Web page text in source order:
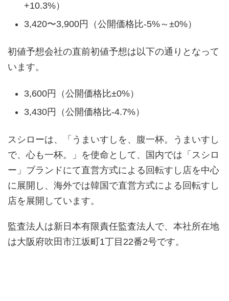
+10.3%）
3,420〜3,900円（公開価格比-5%～±0%）
初値予想会社の直前初値予想は以下の通りとなって
います。
3,600円（公開価格比±0%）
3,430円（公開価格比-4.7%）
スシローは、「うまいすしを、腹一杯。うまいすし
で、心も一杯。」を使命として、国内では「スシロ
ー」ブランドにて直営方式による回転すし店を中心
に展開し、海外では韓国で直営方式による回転すし
店を展開しています。
監査法人は新日本有限責任監査法人で、本社所在地
は大阪府吹田市江坂町1丁目22番2号です。